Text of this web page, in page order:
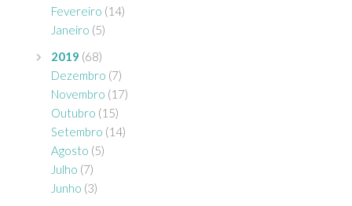
Fevereiro (14)
Janeiro (5)
2019 (68)
Dezembro (7)
Novembro (17)
Outubro (15)
Setembro (14)
Agosto (5)
Julho (7)
Junho (3)